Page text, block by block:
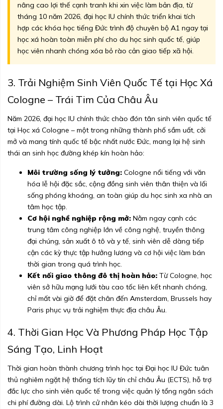
nâng cao lợi thế cạnh tranh khi xin việc làm bản địa, từ
tháng 10 năm 2026, đại học IU chính thức triển khai tích
hợp các khóa học tiếng Đức trình độ chuyên bộ A1 ngay tại
học xá hoàn toàn miễn phí cho du học sinh quốc tế, giúp
học viên nhanh chóng xóa bỏ rào cản giao tiếp xã hội.
3. Trải Nghiệm Sinh Viên Quốc Tế tại Học Xá
Cologne – Trái Tim Của Châu Âu
Năm 2026, đại học IU chính thức chào đón tân sinh viên quốc tế
tại Học xá Cologne – một trong những thành phố sầm uất, cởi
mở và mang tính quốc tế bậc nhất nước Đức, mang lại hệ sinh
thái an sinh học đường khép kín hoàn hảo:
Môi trường sống lý tưởng: Cologne nổi tiếng với văn
hóa lễ hội đặc sắc, cộng đồng sinh viên thân thiện và lối
sống phóng khoáng, an toàn giúp du học sinh xa nhà an
tâm học tập.
Cơ hội nghề nghiệp rộng mở: Nằm ngay cạnh các
trung tâm công nghiệp lớn về công nghệ, truyền thông
đại chúng, sản xuất ô tô và y tế, sinh viên dễ dàng tiếp
cận các kỳ thực tập hưởng lương và cơ hội việc làm bán
thời gian trong quá trình học.
Kết nối giao thông đô thị hoàn hảo: Từ Cologne, học
viên sở hữu mạng lưới tàu cao tốc liên kết nhanh chóng,
chỉ mất vài giờ để đặt chân đến Amsterdam, Brussels hay
Paris phục vụ trải nghiệm thực địa châu Âu.
4. Thời Gian Học Và Phương Pháp Học Tập
Sáng Tạo, Linh Hoạt
Thời gian hoàn thành chương trình học tại Đại học IU Đức tuân
thủ nghiêm ngặt hệ thống tích lũy tín chỉ châu Âu (ECTS), hỗ trợ
đắc lực cho sinh viên quốc tế trong việc quản lý tổng ngân sách
chi phí đường dài. Lộ trình cử nhân kéo dài thời lượng chuẩn là 3